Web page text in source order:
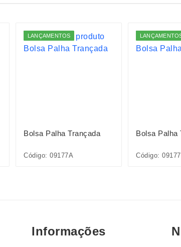
LANÇAMENTOS
Bolsa Palha Trançada
Código: 09177A
Bolsa Palha
Código: 09177
Informações